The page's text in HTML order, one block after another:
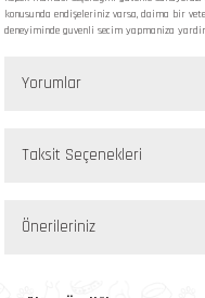
konusunda endişeleriniz varsa, daima bir
deneyiminde guvenli secim yapmaniza
Yorumlar
Taksit Seçenekleri
Önerileriniz